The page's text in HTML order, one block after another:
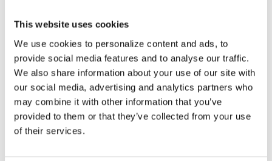
This website uses cookies
We use cookies to personalize content and ads, to
provide social media features and to analyse our traffic.
We also share information about your use of our site with
our social media, advertising and analytics partners who
may combine it with other information that you’ve
provided to them or that they’ve collected from your use
of their services.
Inscreva-se no boletim informativo da Glastory
Email:
COMPARTILHAR ESTA HISTÓRIA